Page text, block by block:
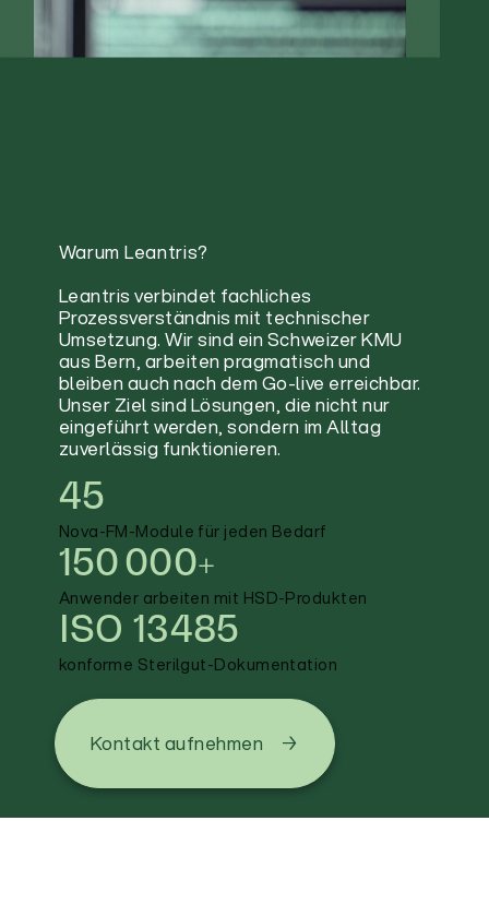
Warum Leantris?
Leantris verbindet fachliches
Prozessverständnis mit technischer
Umsetzung. Wir sind ein Schweizer KMU
aus Bern, arbeiten pragmatisch und
bleiben auch nach dem Go-live erreichbar.
Unser Ziel sind Lösungen, die nicht nur
eingeführt werden, sondern im Alltag
zuverlässig funktionieren.
45
Nova-FM-Module für jeden Bedarf
150 000+
Anwender arbeiten mit HSD-Produkten
ISO 13485
konforme Sterilgut-Dokumentation
Kontakt aufnehmen